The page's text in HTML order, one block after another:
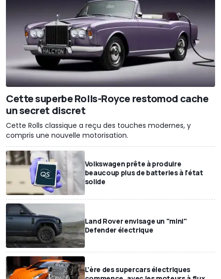
Cette superbe Rolls-Royce restomod cache
un secret discret
Cette Rolls classique a reçu des touches modernes, y
compris une nouvelle motorisation.
Volkswagen prête à produire
beaucoup plus de batteries à l'état
solide
Land Rover envisage un "mini"
Defender électrique
L'ère des supercars électriques